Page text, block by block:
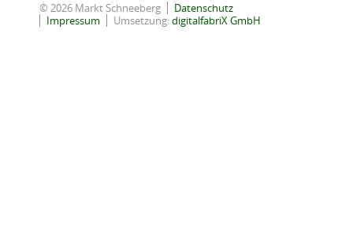
© 2026 Markt Schneeberg
Datenschutz
Impressum
Umsetzung:digitalfabriX GmbH